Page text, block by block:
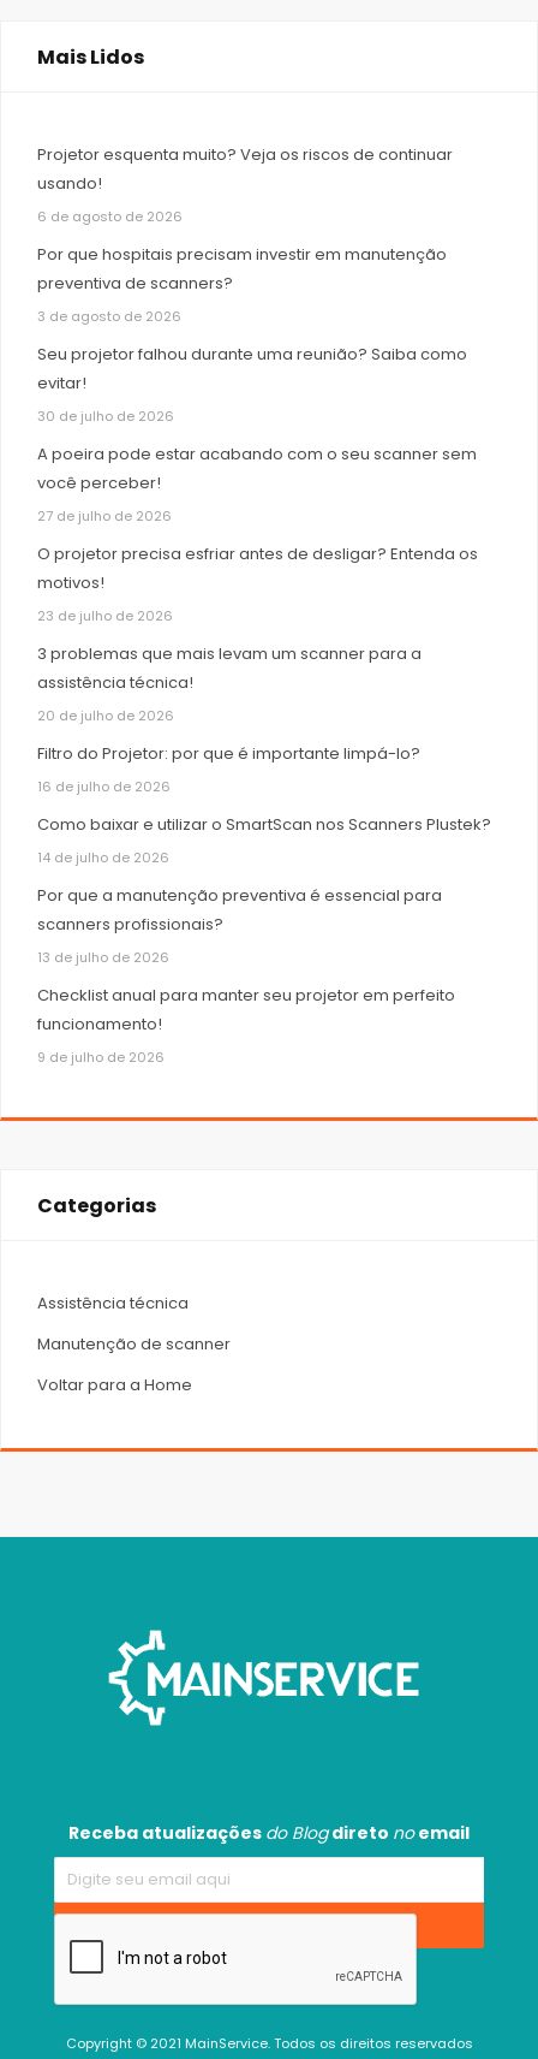
Mais Lidos
Projetor esquenta muito? Veja os riscos de continuar
usando!
6 de agosto de 2026
Por que hospitais precisam investir em manutenção
preventiva de scanners?
3 de agosto de 2026
Seu projetor falhou durante uma reunião? Saiba como
evitar!
30 de julho de 2026
A poeira pode estar acabando com o seu scanner sem
você perceber!
27 de julho de 2026
O projetor precisa esfriar antes de desligar? Entenda os
motivos!
23 de julho de 2026
3 problemas que mais levam um scanner para a
assistência técnica!
20 de julho de 2026
Filtro do Projetor: por que é importante limpá-lo?
16 de julho de 2026
Como baixar e utilizar o SmartScan nos Scanners Plustek?
14 de julho de 2026
Por que a manutenção preventiva é essencial para
scanners profissionais?
13 de julho de 2026
Checklist anual para manter seu projetor em perfeito
funcionamento!
9 de julho de 2026
Categorias
Assistência técnica
Manutenção de scanner
Voltar para a Home
Receba atualizações do Blogdireto noemail
Copyright © 2021 MainService. Todos os direitos reservados